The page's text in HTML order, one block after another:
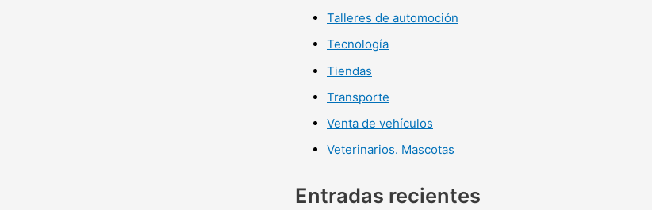
Talleres de automoción
Tecnología
Tiendas
Transporte
Venta de vehículos
Veterinarios. Mascotas
Entradas recientes